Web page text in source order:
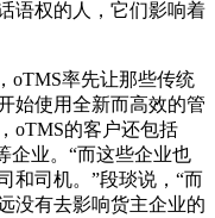
语权的人，它们影响着
oTMS率先让那些传统
始使用全新而高效的管
oTMS的客户还包括
企业。“而这些企业也
和司机。”段琰说，“而
没有去影响货主企业的